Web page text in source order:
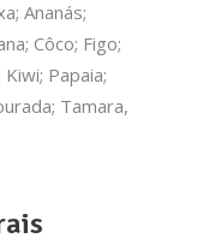
Ananás;
Côco; Figo;
Papaia;
Tamara,